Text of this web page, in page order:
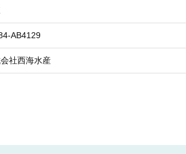
AB4129
社西海水産